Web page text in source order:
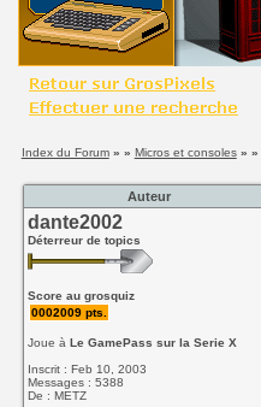
Index du Forum» » Micros et consoles» »
Auteur
dante2002
Déterreur de topics
Score au grosquiz
0002009 pts.
Joue àLe GamePass sur la Serie X
Inscrit : Feb 10, 2003
Messages : 5388
De : METZ